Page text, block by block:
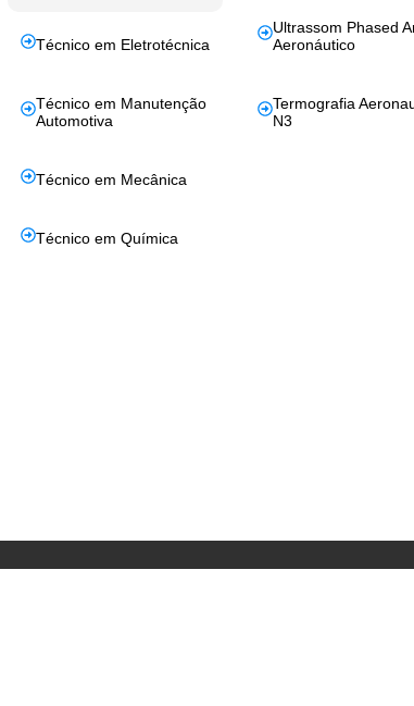
Técnico em Eletrotécnica
Técnico em Manutenção
Automotiva
Técnico em Mecânica
Técnico em Química
Ultrassom Phased
Aeronáutico
Termografia
N3